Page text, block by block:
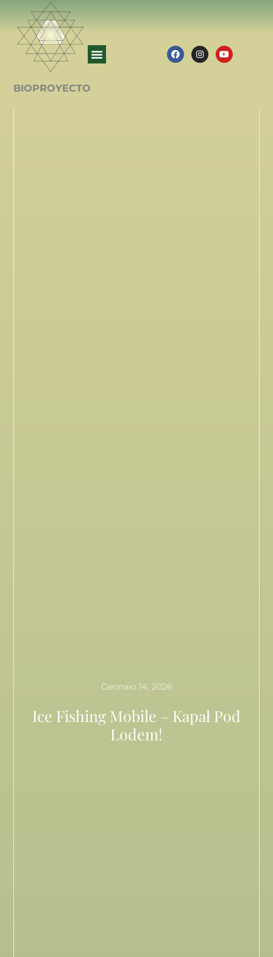
BIOPROYECTO
Gennaio 14, 2026
Ice Fishing Mobile – Kapał Pod
Lodem!